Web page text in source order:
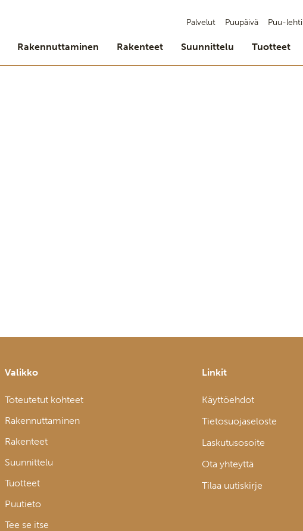
Palvelut Puupäivä Puu-lehti
Rakennuttaminen Rakenteet Suunnittelu Tuotteet
Valikko
Toteutetut kohteet
Rakennuttaminen
Rakenteet
Suunnittelu
Tuotteet
Puutieto
Tee se itse
Linkit
Käyttöehdot
Tietosuojaseloste
Laskutusosoite
Ota yhteyttä
Tilaa uutiskirje